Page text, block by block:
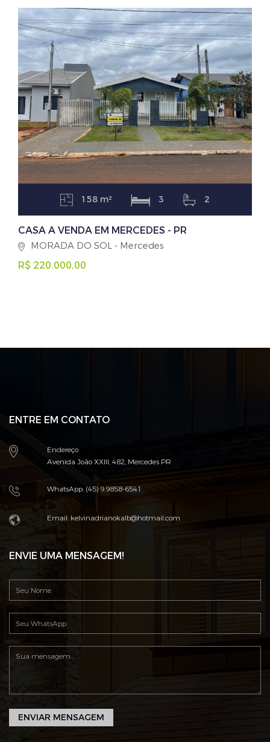
158 m² 3 2
CASA A VENDA EM MERCEDES - PR
MORADA DO SOL - Mercedes
R$ 220.000,00
ENTRE EM CONTATO
Endereço
Avenida João XXIII, 482, Mercedes PR
WhatsApp: (45) 9.9858-6541
Email: kelvinadrianokalb@hotmail.com
ENVIE UMA MENSAGEM!
ENVIAR MENSAGEM